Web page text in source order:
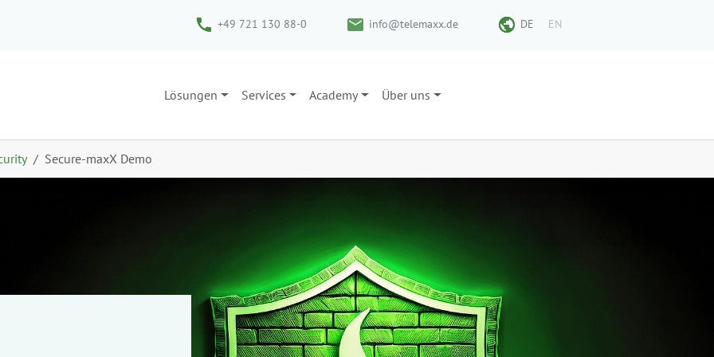
+49 721 130 88-0 info@telemaxx.de DE EN
Lösungen Services Academy Über uns
Secure-maxX Demo